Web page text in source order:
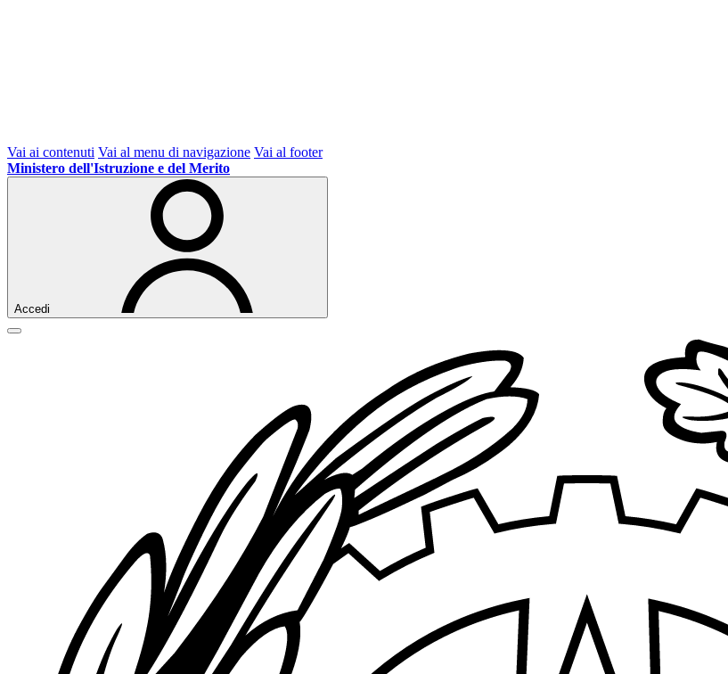
Vai ai contenuti Vai al menu di navigazione Vai al footer
Ministero dell'Istruzione e del Merito
Accedi